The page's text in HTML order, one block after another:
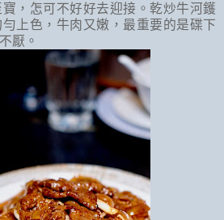
，怎可不好好去迎接。乾炒牛河鑊
上色，牛肉又嫩，最重要的是碟下
厭。